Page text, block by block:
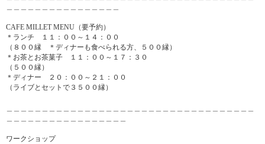
CAFE MILLET MENU（要予約）
＊ランチ １１：００～１４：００
（８００縁 ＊ディナーも食べられる方、５００縁）
＊お茶とお茶菓子 １１：００～１７：３０
（５００縁）
＊ディナー ２０：００～２１：００
（ライブとセットで３５００縁）
ワークショップ